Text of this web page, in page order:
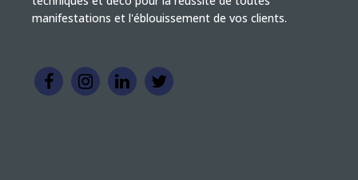
manifestations et l'éblouissement de vos clients.